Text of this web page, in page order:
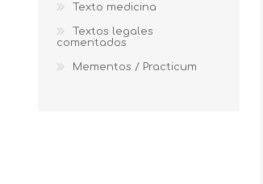
Texto medicina
Textos legales
comentados
Mementos / Practicum